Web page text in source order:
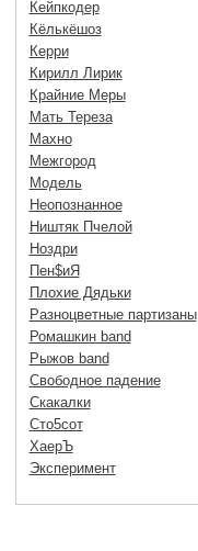
Кейпкодер
Кёлькёшоз
Керри
Кирилл Лирик
Крайние Меры
Мать Тереза
Махно
Межгород
Модель
Неопознанное
Ништяк Пчелой
Ноздри
Пен$иЯ
Плохие Дядьки
Разноцветные партизаны
Ромашкин band
Рыжов band
Свободное падение
Скакалки
Сто5сот
ХаерЪ
Эксперимент